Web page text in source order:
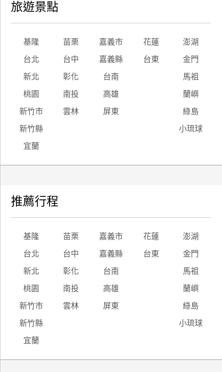
旅遊景點
基隆 苗栗 嘉義市 花蓮 澎湖
台北 台中 嘉義縣 台東 金門
新北 彰化 台南 馬祖
桃園 南投 高雄 蘭嶼
新竹市 雲林 屏東 綠島
新竹縣 小琉球
宜蘭
推薦行程
基隆 苗栗 嘉義市 花蓮 澎湖
台北 台中 嘉義縣 台東 金門
新北 彰化 台南 馬祖
桃園 南投 高雄 蘭嶼
新竹市 雲林 屏東 綠島
新竹縣 小琉球
宜蘭